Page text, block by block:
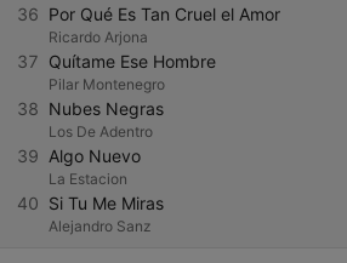
36 Por Qué Es Tan Cruel el Amor
Ricardo Arjona
37 Quítame Ese Hombre
Pilar Montenegro
38 Nubes Negras
Los De Adentro
39 Algo Nuevo
La Estacion
40 Si Tu Me Miras
Alejandro Sanz